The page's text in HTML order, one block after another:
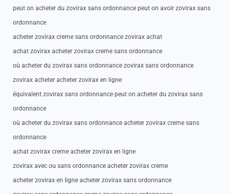
peut on acheter du zovirax sans ordonnance peut on avoir zovirax sans
ordonnance
acheter zovirax creme sans ordonnance zovirax achat
achat zovirax acheter zovirax creme sans ordonnance
où acheter du zovirax sans ordonnance zovirax sans ordonnance
zovirax acheter acheter zovirax en ligne
équivalent zovirax sans ordonnance peut on acheter du zovirax sans
ordonnance
où acheter du zovirax sans ordonnance acheter zovirax creme sans
ordonnance
achat zovirax creme acheter zovirax en ligne
zovirax avec ou sans ordonnance acheter zovirax creme
acheter zovirax en ligne acheter zovirax sans ordonnance